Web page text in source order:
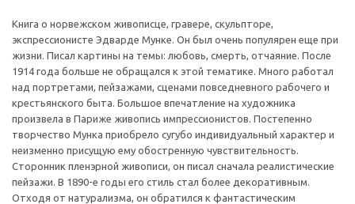
Книга о норвежском живописце, гравере, скульпторе,
экспрессионисте Эдварде Мунке. Он был очень популярен еще при
жизни. Писал картины на темы: любовь, смерть, отчаяние. После
1914 года больше не обращался к этой тематике. Много работал
над портретами, пейзажами, сценами повседневного рабочего и
крестьянского быта. Большое впечатление на художника
произвела в Париже живопись импрессионистов. Постепенно
творчество Мунка приобрело сугубо индивидуальный характер и
неизменно присущую ему обостренную чувствительность.
Сторонник пленэрной живописи, он писал сначала реалистические
пейзажи. В 1890-е годы его стиль стал более декоративным.
Отходя от натурализма, он обратился к фантастическим